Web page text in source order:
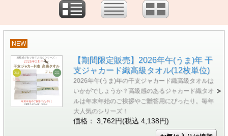
NEW
【期間限定販売】2026年午(うま)年 干
支ジャカード織高級タオル(12枚単位)
2026年午(うま)年の干支ジャカード織高級タオルは
いかがでしょうか？高級感のあるジャカード織タオ
ルは年末年始のご挨拶やご贈答用にぴったり。毎年
大人気のシリーズ！
価格： 3,762円(税込 4,138円)